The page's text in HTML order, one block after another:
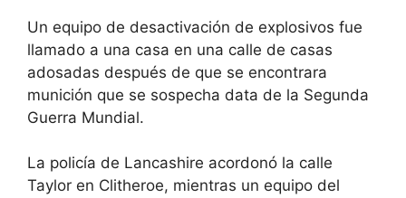
Un equipo de desactivación de explosivos fue
llamado a una casa en una calle de casas
adosadas después de que se encontrara
munición que se sospecha data de la Segunda
Guerra Mundial.
La policía de Lancashire acordonó la calle
Taylor en Clitheroe, mientras un equipo del